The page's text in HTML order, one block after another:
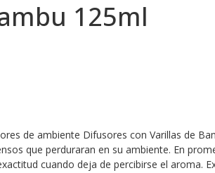
125ml
de ambiente Difusores con Varillas de
que perduraran en su ambiente. En
cuando deja de percibirse el aroma.